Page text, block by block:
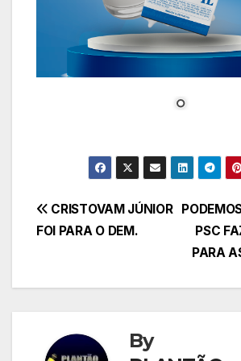
Navegação
Post
PSC
PARA
CRISTOVAM JÚNIOR
FOI PARA O DEM.
By